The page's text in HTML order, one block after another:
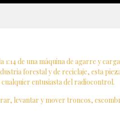
de una máquina de agarre y
forestal y de reciclaje, esta
entusiasta del radiocontrol.
levantar y mover troncos,